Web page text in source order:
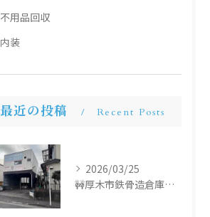
不用品回収
内装
最近の投稿 Recent Posts
2026/03/25
🚧厚木市鉄骨造倉庫解体工事🚧